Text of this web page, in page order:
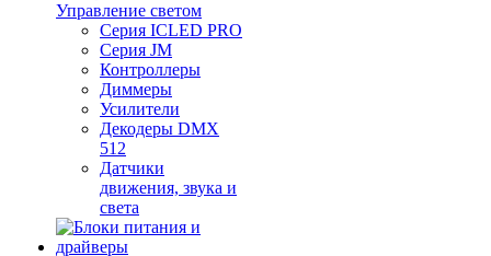
Управление светом
Серия ICLED PRO
Серия JM
Контроллеры
Диммеры
Усилители
Декодеры DMX
512
Датчики
движения, звука и
света